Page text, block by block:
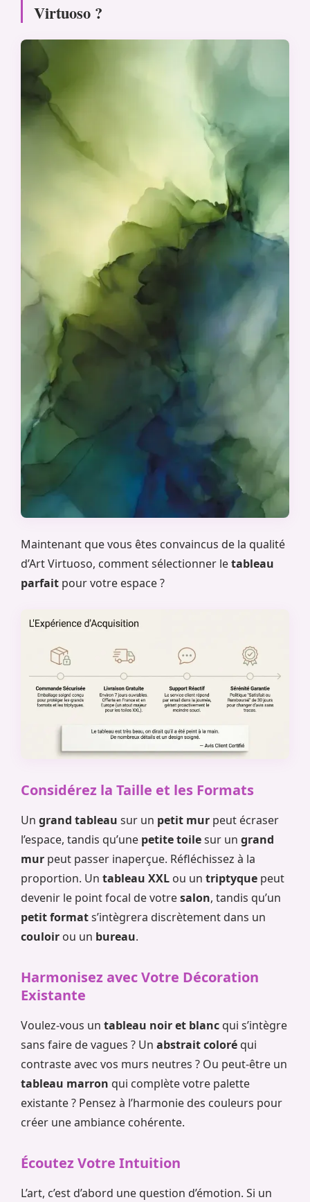
Virtuoso ?
Maintenant que vous êtes convaincus de la qualité
d’Art Virtuoso, comment sélectionner letableau
parfait pour votre espace ?
Considérez la Taille et les Formats
Un grand tableau sur un petit mur peut écraser
l’espace, tandis qu’une petite toilesur un grand
mur peut passer inaperçue. Réfléchissez à la
proportion. Un tableau XXL ou un triptyque peut
devenir le point focal de votresalon, tandis qu’un
petit formats’intègrera discrètement dans un
couloir ou un bureau.
Harmonisez avec Votre Décoration
Existante
Voulez-vous un tableau noir et blanc qui s’intègre
sans faire de vagues ? Un abstrait coloré qui
contraste avec vos murs neutres ? Ou peut-être un
tableau marron qui complète votre palette
existante ? Pensez à l’harmonie des couleurs pour
créer une ambiance cohérente.
Écoutez Votre Intuition
L’art, c’est d’abord une question d’émotion. Si un